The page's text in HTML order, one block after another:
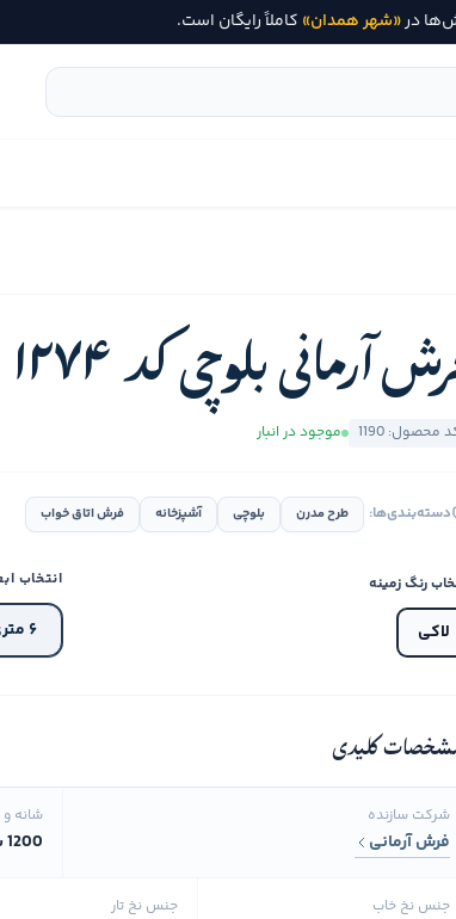
در«شهر همدان» کاملاً رایگان است.
آرمانی بلوچی کد 1274
محصول: 1190 موجود در انبار
دسته‌بندی‌ها: طرح مدرن بلوچی آشپزخانه فرش اتاق خواب
رنگ زمینه
لاکی
انتخاب
۶ متری
کلیدی
شرکت سازنده
فرش آرمانی
شانه و
1200 شانه / 3600 تراکم
جنس نخ خاب جنس نخ تار